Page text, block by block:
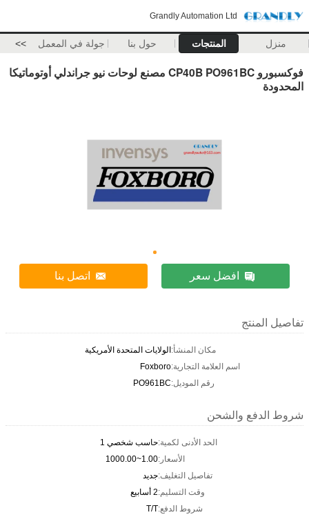
Grandly Automation Ltd
منزل المنتجات حول بنا جولة في المعمل >>
فوكسبورو CP40B PO961BC مصنع لوحات نيو جراندلي أوتوماتيكا
المحدودة
افضل سعر اتصل بنا
تفاصيل المنتج
مكان المنشأ:الولايات المتحدة الأمريكية
اسم العلامة التجارية:Foxboro
رقم الموديل:PO961BC
شروط الدفع والشحن
الحد الأدنى لكمية:حاسب شخصي 1
الأسعار:1.00~1000.00
تفاصيل التغليف:جديد
وقت التسليم:2 أسابيع
شروط الدفع:T/T